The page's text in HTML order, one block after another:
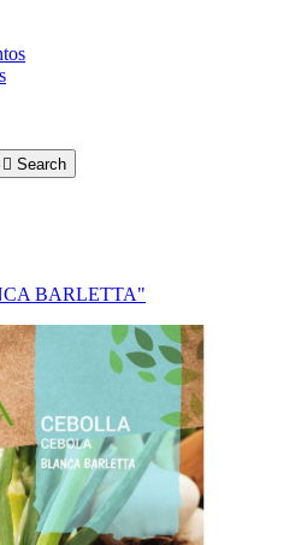
 Search
BARLETTA"